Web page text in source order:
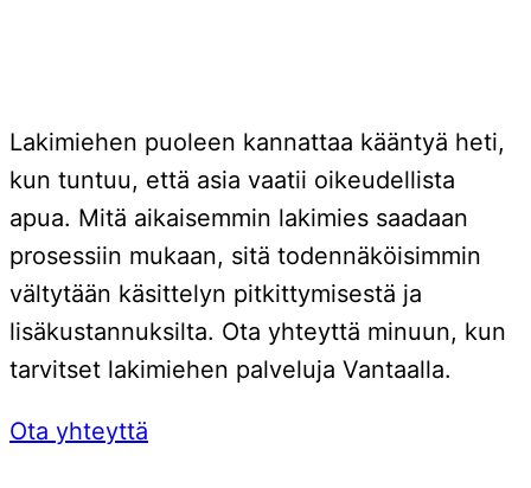
Lakimiehen puoleen kannattaa kääntyä heti,
kun tuntuu, että asia vaatii oikeudellista
apua. Mitä aikaisemmin lakimies saadaan
prosessiin mukaan, sitä todennäköisimmin
vältytään käsittelyn pitkittymisestä ja
lisäkustannuksilta. Ota yhteyttä minuun, kun
tarvitset lakimiehen palveluja Vantaalla.
Ota yhteyttä